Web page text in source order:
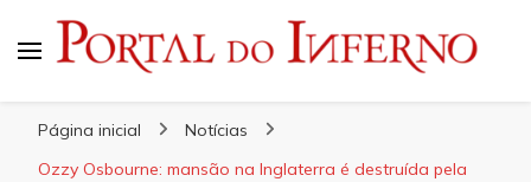
Página inicial
Notícias
Ozzy Osbourne: mansão na Inglaterra é destruída pela